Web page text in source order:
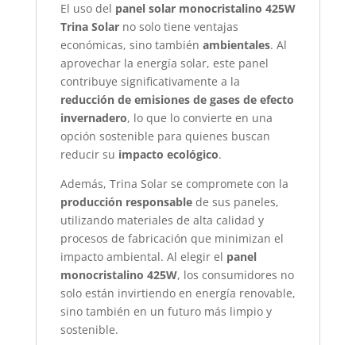
El uso del panel solar monocristalino 425W
Trina Solarno solo tiene ventajas
económicas, sino también ambientales. Al
aprovechar la energía solar, este panel
contribuye significativamente a la
reducción de emisiones de gases de efecto
invernadero, lo que lo convierte en una
opción sostenible para quienes buscan
reducir su impacto ecológico.
Además, Trina Solar se compromete con la
producción responsablede sus paneles,
utilizando materiales de alta calidad y
procesos de fabricación que minimizan el
impacto ambiental. Al elegir el panel
monocristalino 425W, los consumidores no
solo están invirtiendo en energía renovable,
sino también en un futuro más limpio y
sostenible.